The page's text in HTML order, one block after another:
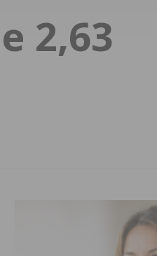
INICIAR
2,63